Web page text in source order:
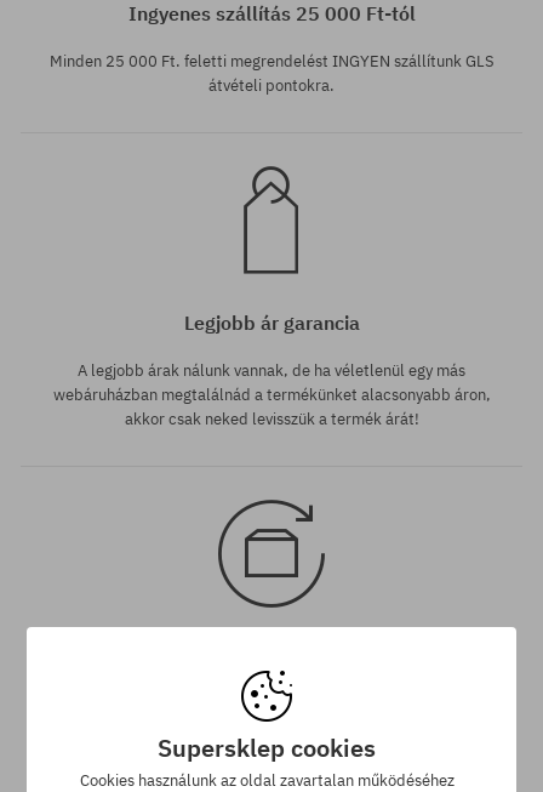
Ingyenes szállítás 25 000 Ft-tól
Minden 25 000 Ft. feletti megrendelést INGYEN szállítunk GLS
átvételi pontokra.
Legjobb ár garancia
A legjobb árak nálunk vannak, de ha véletlenül egy más
webáruházban megtalálnád a termékünket alacsonyabb áron,
akkor csak neked levisszük a termék árát!
A termék visszaküldésére a csomag kézhezvételétől számítva
30 napod van.
Supersklep cookies
Cookies használunk az oldal zavartalan működéséhez